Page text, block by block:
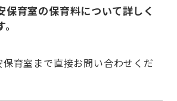
保育室の保育料について詳しく
育室まで直接お問い合わせくだ